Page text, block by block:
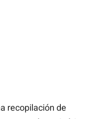
recopilación de